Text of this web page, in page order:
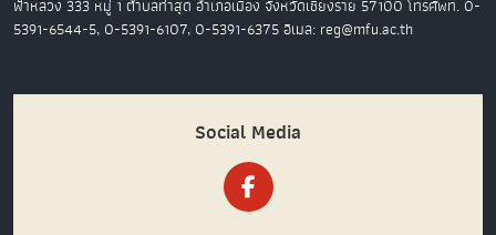
ฟ้าหลวง 333 หมู่ 1 ตำบลท่าสุด อำเภอเมือง จังหวัดเชียงราย 57100 โทรศัพท์. 0-
5391-6544-5, 0-5391-6107, 0-5391-6375อีเมล: reg@mfu.ac.th
Social Media